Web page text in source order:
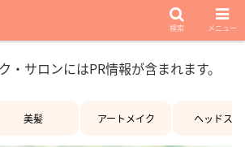
サロンにはPR情報が含まれます。
美髪 アートメイク ヘッドスパ
検索 メニュー